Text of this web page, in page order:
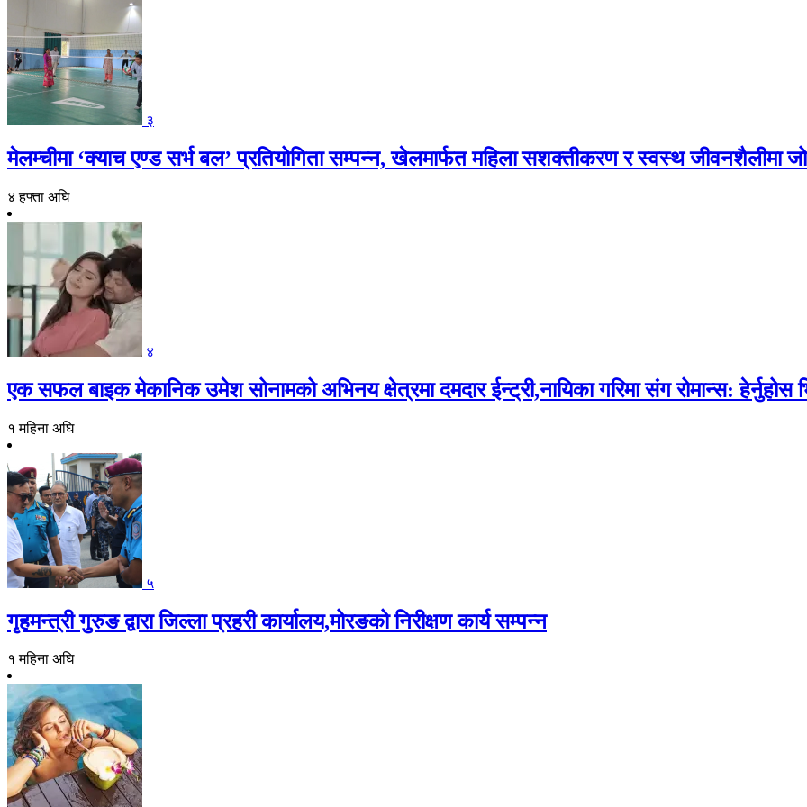
३
मेलम्चीमा ‘क्याच एण्ड सर्भ बल’ प्रतियोगिता सम्पन्न, खेलमार्फत महिला सशक्तीकरण र स्वस्थ जीवनशैलीमा
४ हफ्ता अघि
४
एक सफल बाइक मेकानिक उमेश सोनामको अभिनय क्षेत्रमा दमदार ईन्ट्री,नायिका गरिमा संग रोमान्स: हेर्नुहोस
१ महिना अघि
५
गृहमन्त्री गुरुङ द्वारा जिल्ला प्रहरी कार्यालय,मोरङको निरीक्षण कार्य सम्पन्न
१ महिना अघि